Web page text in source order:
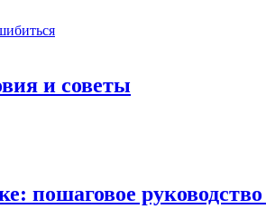
и советы
пошаговое